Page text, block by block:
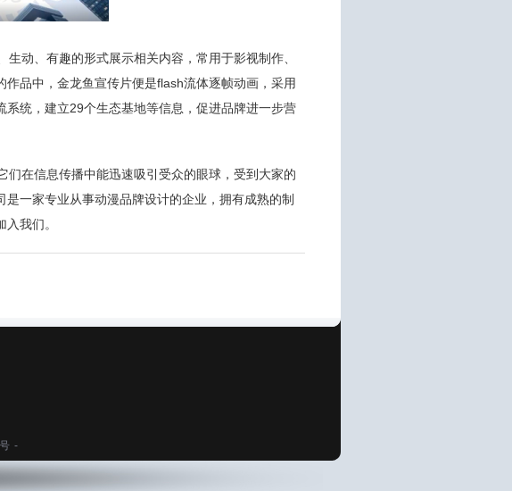
动、有趣的形式展示相关内容，常用于影视制作、
品中， 金龙鱼宣传片便是flash流体逐帧动画，采用
统，建立29个生态基地等信息，促进品牌进一步营
们在信息传播中能迅速吸引受众的眼球，受到大家的
一家专业从事动漫品牌设计的企业，拥有成熟的制
我们。
-